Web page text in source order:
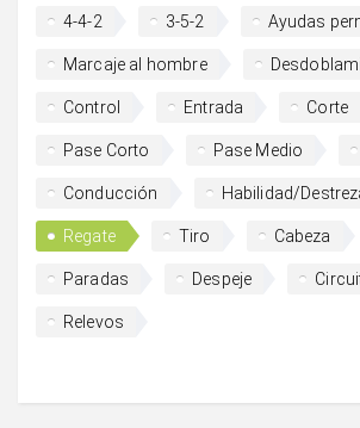
4-4-2 3-5-2 Ayudas
Marcaje al hombre
Control Entrada Corte
Pase Corto Pase Medio
Conducción Habilidad/
Regate Tiro Cabeza
Paradas Despeje
Relevos